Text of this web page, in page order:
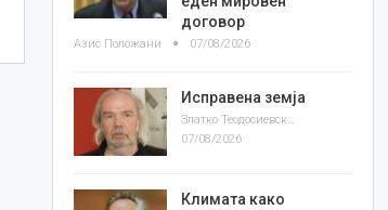
договор
Азис Положани 07/08/2026
Исправена земја
Златко Теодосиевски
07/08/2026
Климата како